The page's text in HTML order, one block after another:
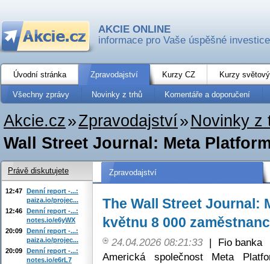
AKCIE ONLINE
informace pro Vaše úspěšné investice
Úvodní stránka Zpravodajství Kurzy CZ Kurzy
Všechny zprávy Novinky z trhů Komentáře a doporučení
Akcie.cz»Zpravodajství» Novinky z
Wall Street Journal: Meta
Zpravodajství
The Wall Street Journal:
květnu 8 000
24.04.2026 08:21:33 |
Fio banka
Americká společnost Meta
Právě diskutujete
12:47 Denní report -...:
paiza.io/projec...
12:46 Denní report -...:
notes.io/e6yWX
20:09 Denní report -...:
paiza.io/projec...
20:09 Denní report -...:
notes.io/e6rL7